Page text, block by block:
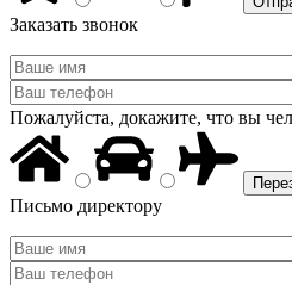
Заказать звонок
Пожалуйста, докажите, что вы
Письмо директору